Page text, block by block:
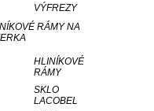
VÝFREZY
RÁMY NA
HLINÍKOVÉ
RÁMY
SKLO
LACOBEL